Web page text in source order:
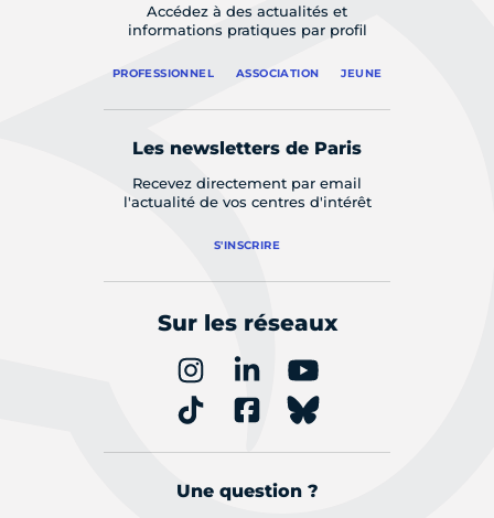
Accédez à des actualités et
informations pratiques par profil
PROFESSIONNEL ASSOCIATION JEUNE
Les newsletters de Paris
Recevez directement par email
l'actualité de vos centres d'intérêt
S'INSCRIRE
Sur les réseaux
Une question ?